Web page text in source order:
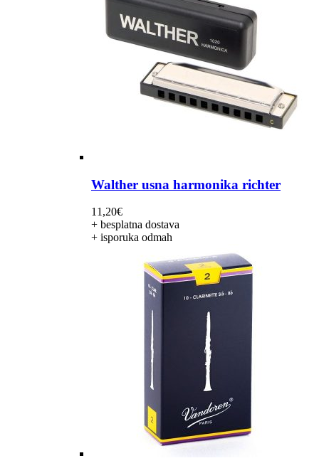
Walther usna harmonika richter
11,20€
+ besplatna dostava
+ isporuka odmah